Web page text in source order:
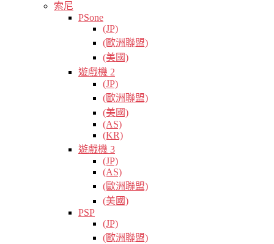
索尼
PSone
(JP)
(歐洲聯盟)
(美國)
遊戲機 2
(JP)
(歐洲聯盟)
(美國)
(AS)
(KR)
遊戲機 3
(JP)
(AS)
(歐洲聯盟)
(美國)
PSP
(JP)
(歐洲聯盟)